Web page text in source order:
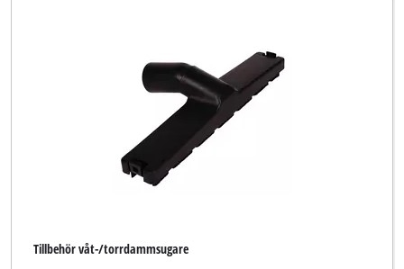
Tillbehör våt-/torrdammsugare